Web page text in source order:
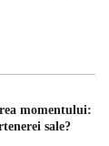
momentului:
sale?